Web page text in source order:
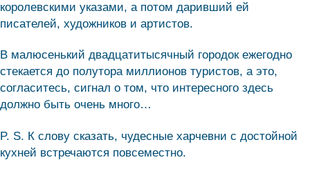
королевскими указами, а потом даривший ей
писателей, художников и артистов.
В малюсенький двадцатитысячный городок ежегодно
стекается до полутора миллионов туристов, а это,
согласитесь, сигнал о том, что интересного здесь
должно быть очень много…
P. S. К слову сказать, чудесные харчевни с достойной
кухней встречаются повсеместно.